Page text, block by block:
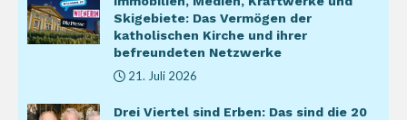
Skigebiete: Das Vermögen der
katholischen Kirche und ihrer
befreundeten Netzwerke
21. Juli 2026
Drei Viertel sind Erben: Das sind die 20